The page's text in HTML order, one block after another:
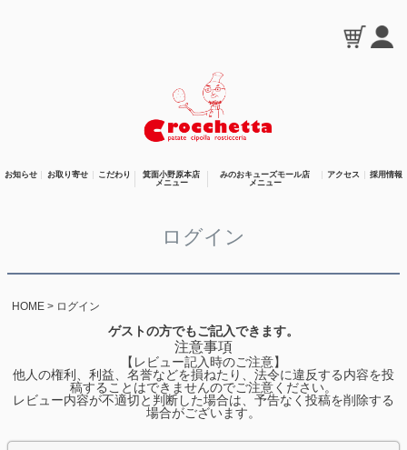
お知らせ お取り寄せ こだわり
箕面小野原本店
メニュー
みのおキューズモール店
メニュー
アクセス 採用情報
ログイン
HOME ログイン
ゲストの方でもご記入できます。
注意事項
【レビュー記入時のご注意】
他人の権利、利益、名誉などを損ねたり、法令に違反する内容を投
稿することはできませんのでご注意ください。
レビュー内容が不適切と判断した場合は、予告なく投稿を削除する
場合がございます。